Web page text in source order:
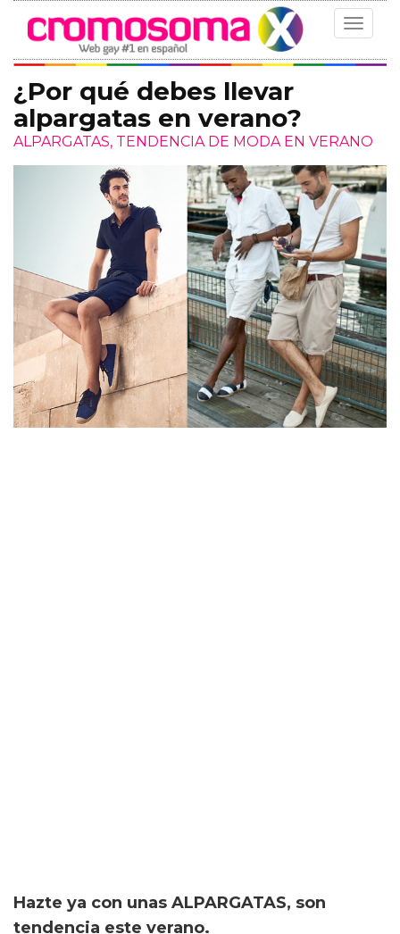
Toggle
¿Por qué debes llevar
alpargatas en verano?
ALPARGATAS, TENDENCIA DE MODA EN VERANO
Hazte ya con unas ALPARGATAS, son
tendencia este verano.